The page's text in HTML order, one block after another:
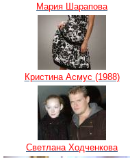
Мария Шарапова
Кристина Асмус (1988)
Светлана Ходченкова